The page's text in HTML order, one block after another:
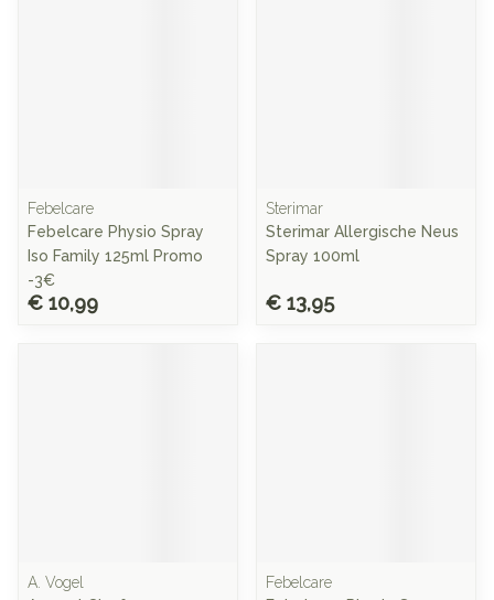
Febelcare
Febelcare Physio Spray
Iso Family 125ml Promo
-3€
€ 10,99
Sterimar
Sterimar Allergische Neus
Spray 100ml
€ 13,95
A. Vogel
Febelcare